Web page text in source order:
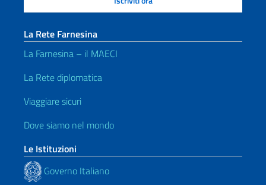
La Rete Farnesina
La Farnesina – il MAECI
La Rete diplomatica
Viaggiare sicuri
Dove siamo nel mondo
Le Istituzioni
Governo Italiano